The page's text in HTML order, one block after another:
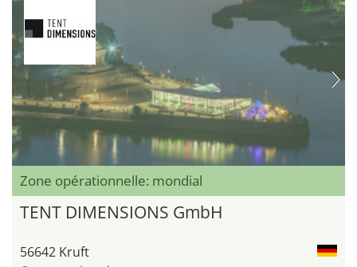
Zone opérationnelle: mondial
TENT DIMENSIONS GmbH
56642 Kruft